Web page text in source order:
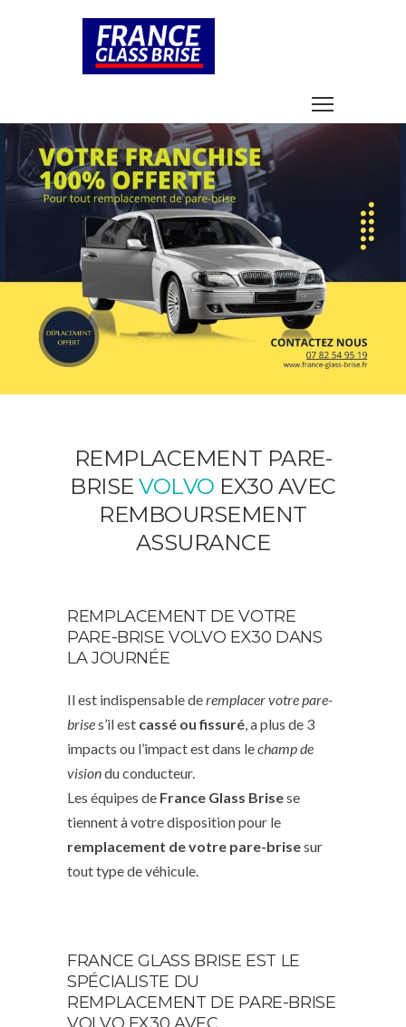
REMPLACEMENT PARE-
BRISEVOLVO EX30 AVEC
REMBOURSEMENT
ASSURANCE
REMPLACEMENT DE VOTRE
PARE-BRISE VOLVO EX30 DANS
LA JOURNÉE
Il est indispensable deremplacer votre pare-
brises’il est cassé ou fissuré , a plus de 3
impacts ou l’impact est dans lechamp de
visiondu conducteur.
Les équipes de France Glass Brisese
tiennent à votre disposition pour le
remplacement de votre pare-brisesur
tout type de véhicule.
FRANCE GLASS BRISE EST LE
SPÉCIALISTE DU
REMPLACEMENT DE PARE-BRISE